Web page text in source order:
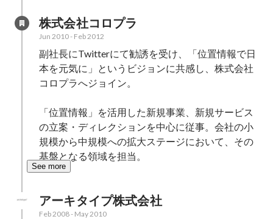
株式会社コロプラ
Jun 2010- Feb 2012
副社長にTwitterにて勧誘を受け、「位置情報で日
本を元気に」というビジョンに共感し、株式会社
コロプラへジョイン。
「位置情報」を活用した新規事業、新規サービス
の立案・ディレクションを中心に従事。会社の小
規模から中規模への拡大ステージにおいて、その
基盤となる領域を担当。
See more
アーキタイプ株式会社
Feb 2008- May 2010